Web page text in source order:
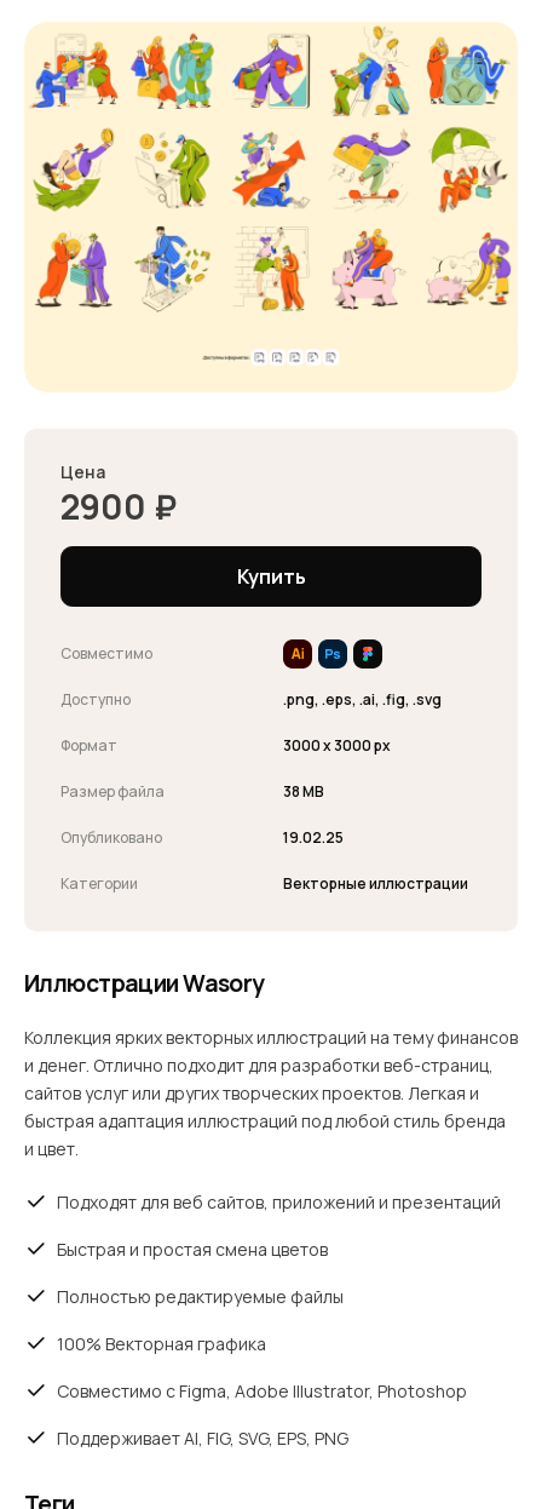
Цена
2900 ₽
Купить
Совместимо
Доступно .png, .eps, .ai, .fig, .svg
Формат 3000 x 3000 px
Размер файла 38 MB
Опубликовано 19.02.25
Категории Векторные иллюстрации
Иллюстрации Wasory
Коллекция ярких векторных иллюстраций на тему финансов
и денег. Отлично подходит для разработки веб-страниц,
сайтов услуг или других творческих проектов. Легкая и
быстрая адаптация иллюстраций под любой стиль бренда
и цвет.
Подходят для веб сайтов, приложений и презентаций
Быстрая и простая смена цветов
Полностью редактируемые файлы
100% Векторная графика
Совместимо с Figma, Adobe Illustrator, Photoshop
Поддерживает AI, FIG, SVG, EPS, PNG